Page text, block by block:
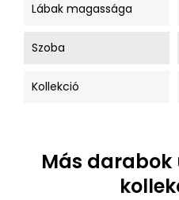
Lábak magassága
Szoba
Kollekció
Más